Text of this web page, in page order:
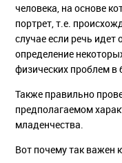
человека, на основе
портрет, т.е.
случае если речь
определение
физических проблем
Также правильно
предполагаемом
младенчества.
Вот почему так важен